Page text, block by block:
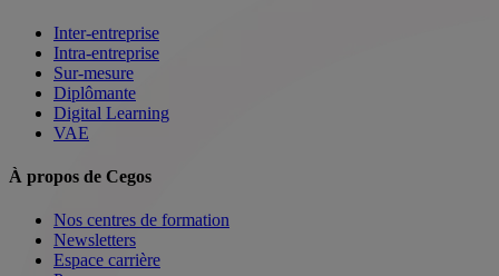
Inter-entreprise
Intra-entreprise
Sur-mesure
Diplômante
Digital Learning
VAE
À propos de Cegos
Nos centres de formation
Newsletters
Espace carrière